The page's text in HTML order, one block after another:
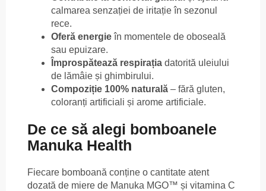
calmarea senzației de iritație în sezonul
rece.
Oferă energieîn momentele de oboseală
sau epuizare.
Împrospătează respirația datorită uleiului
de lămâie și ghimbirului.
Compoziție 100% naturală – fără gluten,
coloranți artificiali și arome artificiale.
De ce să alegi bomboanele
Manuka Health
Fiecare bomboană conține o cantitate atent
dozată de miere de Manuka MGO™ și vitamina C